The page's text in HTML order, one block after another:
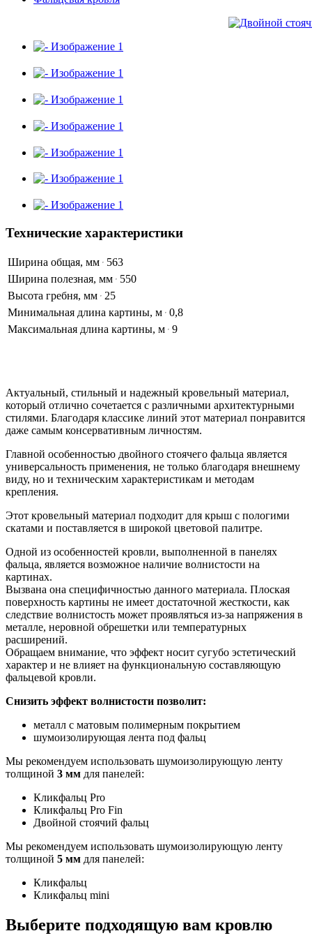
Технические характеристики
Ширина общая, мм
563
Ширина полезная, мм
550
Высота гребня, мм
25
Минимальная длина картины, м 0,8
Максимальная длина картины, м 9
Актуальный, стильный и надежный кровельный материал,
который отлично сочетается с различными архитектурными
стилями. Благодаря классике линий этот материал понравится
даже самым консервативным личностям.
Главной особенностью двойного стоячего фальца является
универсальность применения, не только благодаря внешнему
виду, но и техническим характеристикам и методам
крепления.
Этот кровельный материал подходит для крыш с пологими
скатами и поставляется в широкой цветовой палитре.
Одной из особенностей кровли, выполненной в панелях
фальца, является возможное наличие волнистости на
картинах.
Вызвана она специфичностью данного материала. Плоская
поверхность картины не имеет достаточной жесткости, как
следствие волнистость может проявляться из-за напряжения в
металле, неровной обрешетки или температурных
расширений.
Обращаем внимание, что эффект носит сугубо эстетический
характер и не влияет на функциональную составляющую
фальцевой кровли.
Снизить эффект волнистости позволит:
металл с матовым полимерным покрытием
шумоизолирующая лента под фальц
Мы рекомендуем использовать шумоизолирующую ленту
толщиной 3 мм для панелей:
Кликфальц Pro
Кликфальц Pro Fin
Двойной стоячий фальц
Мы рекомендуем использовать шумоизолирующую ленту
толщиной 5 мм для панелей:
Кликфальц
Кликфальц mini
Выберите подходящую вам кровлю